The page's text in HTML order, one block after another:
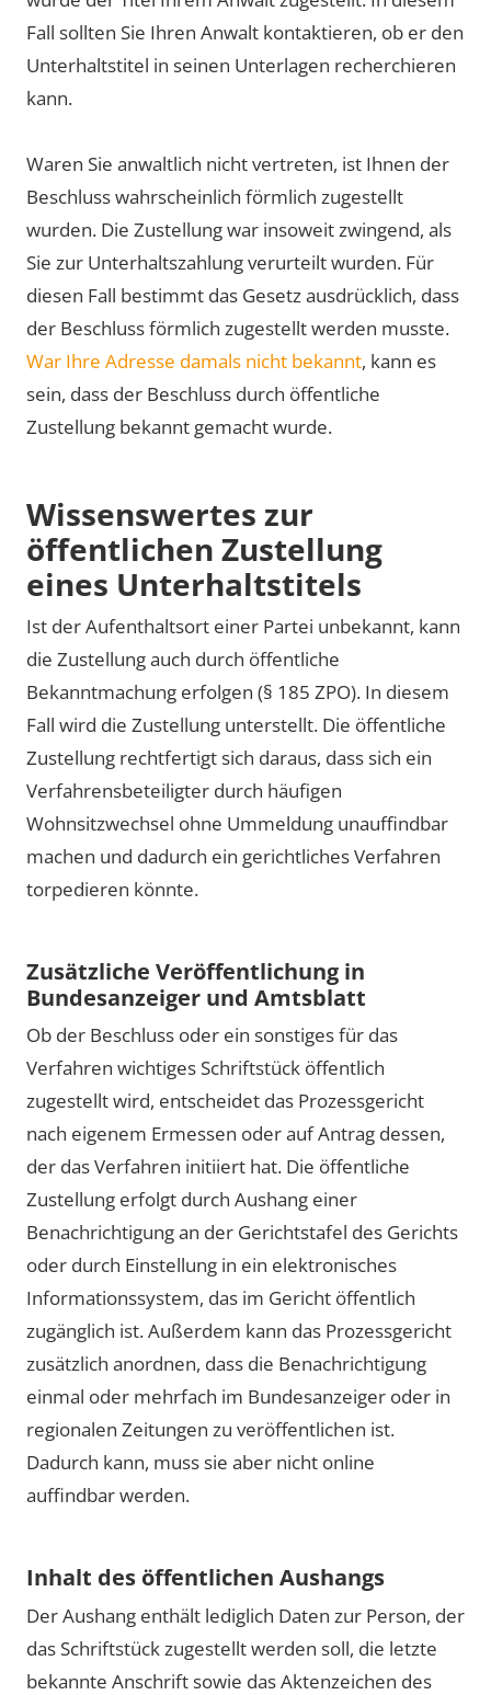
Fall sollten Sie Ihren Anwalt kontaktieren, ob er den
Unterhaltstitel in seinen Unterlagen recherchieren
kann.
Waren Sie anwaltlich nicht vertreten, ist Ihnen der
Beschluss wahrscheinlich förmlich zugestellt
wurden. Die Zustellung war insoweit zwingend, als
Sie zur Unterhaltszahlung verurteilt wurden. Für
diesen Fall bestimmt das Gesetz ausdrücklich, dass
der Beschluss förmlich zugestellt werden musste.
War Ihre Adresse damals nicht bekannt, kann es
sein, dass der Beschluss durch öffentliche
Zustellung bekannt gemacht wurde.
Wissenswertes zur
öffentlichen Zustellung
eines Unterhaltstitels
Ist der Aufenthaltsort einer Partei unbekannt, kann
die Zustellung auch durch öffentliche
Bekanntmachung erfolgen (§ 185 ZPO). In diesem
Fall wird die Zustellung unterstellt. Die öffentliche
Zustellung rechtfertigt sich daraus, dass sich ein
Verfahrensbeteiligter durch häufigen
Wohnsitzwechsel ohne Ummeldung unauffindbar
machen und dadurch ein gerichtliches Verfahren
torpedieren könnte.
Zusätzliche Veröffentlichung in
Bundesanzeiger und Amtsblatt
Ob der Beschluss oder ein sonstiges für das
Verfahren wichtiges Schriftstück öffentlich
zugestellt wird, entscheidet das Prozessgericht
nach eigenem Ermessen oder auf Antrag dessen,
der das Verfahren initiiert hat. Die öffentliche
Zustellung erfolgt durch Aushang einer
Benachrichtigung an der Gerichtstafel des Gerichts
oder durch Einstellung in ein elektronisches
Informationssystem, das im Gericht öffentlich
zugänglich ist. Außerdem kann das Prozessgericht
zusätzlich anordnen, dass die Benachrichtigung
einmal oder mehrfach im Bundesanzeiger oder in
regionalen Zeitungen zu veröffentlichen ist.
Dadurch kann, muss sie aber nicht online
auffindbar werden.
Inhalt des öffentlichen Aushangs
Der Aushang enthält lediglich Daten zur Person, der
das Schriftstück zugestellt werden soll, die letzte
bekannte Anschrift sowie das Aktenzeichen des